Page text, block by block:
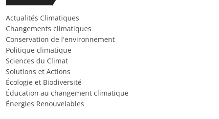
Actualités Climatiques
Changements climatiques
Conservation de l'environnement
Politique climatique
Sciences du Climat
Solutions et Actions
Écologie et Biodiversité
Éducation au changement climatique
Énergies Renouvelables